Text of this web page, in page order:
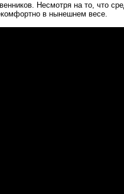
Несмотря на то, что
в нынешнем весе.